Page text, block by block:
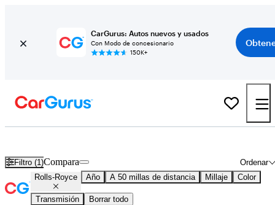
CarGurus: Autos nuevos y usados
Con Modo de concesionario
150K+
Filtro (1) Ordenar
Compara
Rolls-Royce Año A 50 millas de distancia Millaje Color
Transmisión Borrar todo